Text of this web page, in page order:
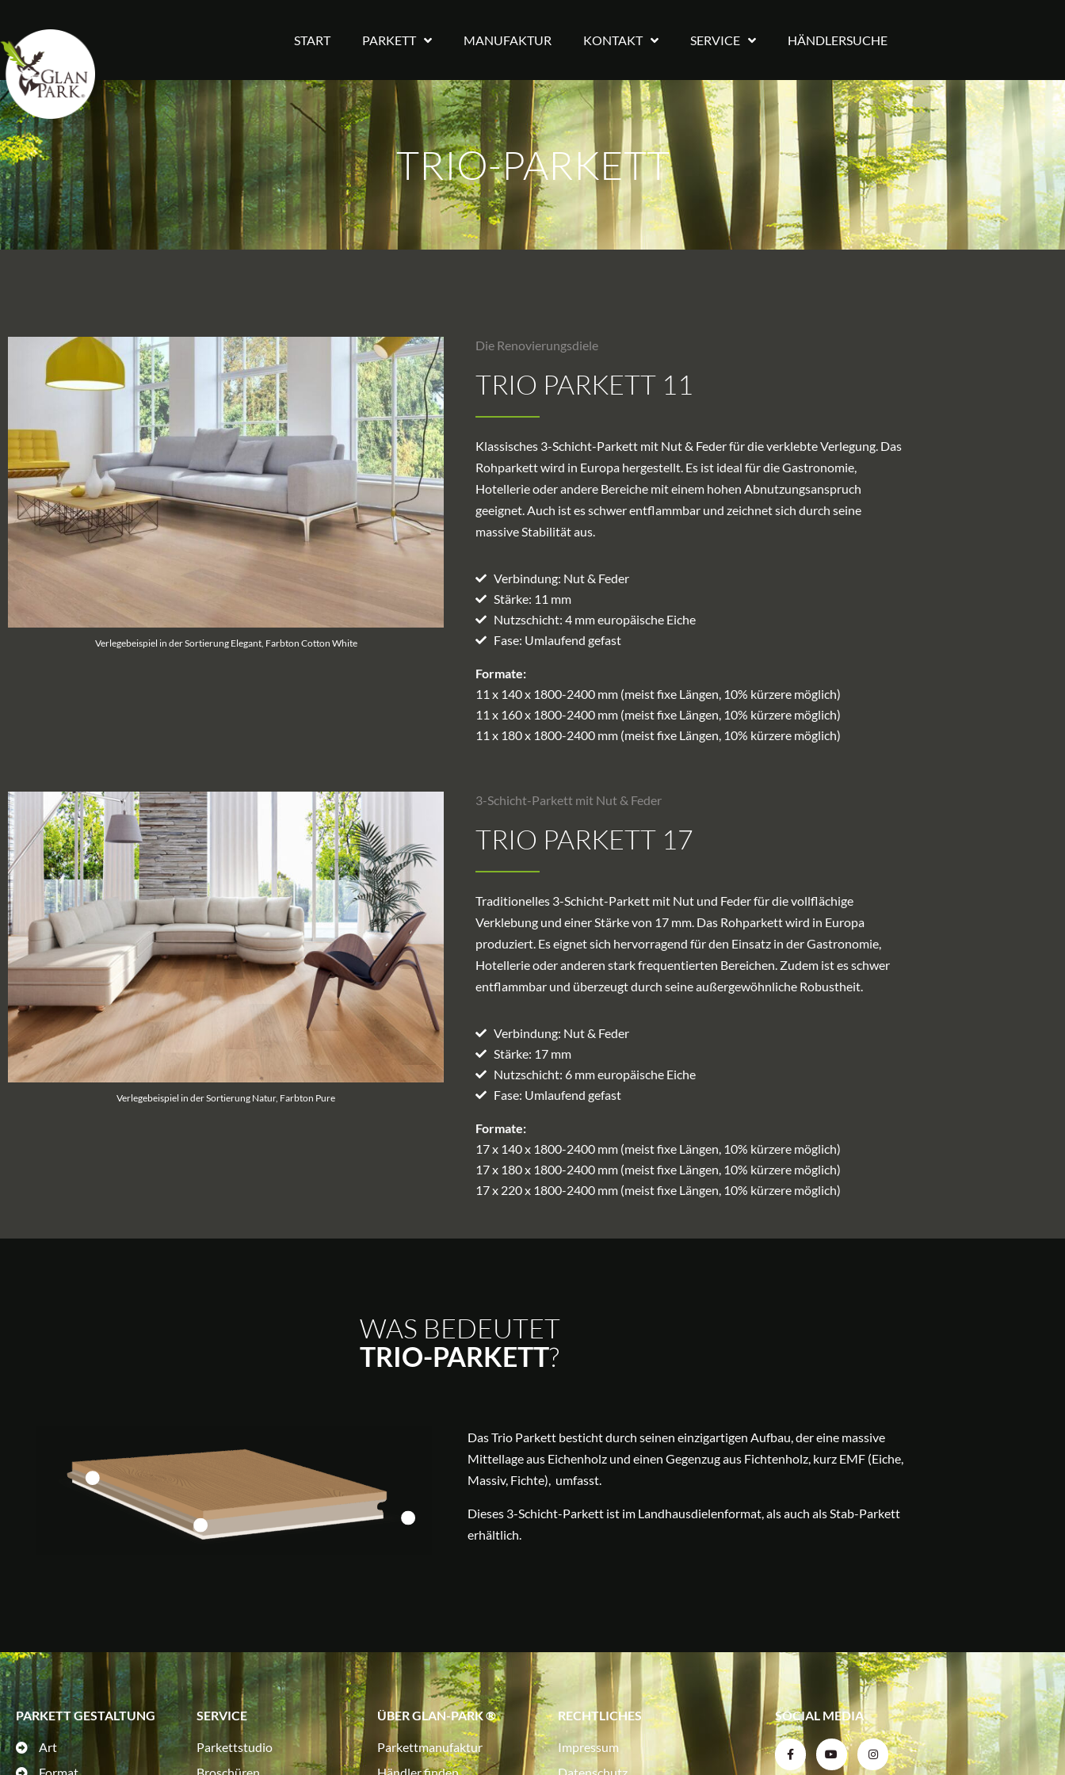
START PARKETT MANUFAKTUR KONTAKT SERVICE HÄNDLERSUCHE
TRIO-PARKETT
Verlegebeispiel in der Sortierung Elegant, Farbton Cotton White
Die Renovierungsdiele
TRIO PARKETT 11
Klassisches 3-Schicht-Parkett mit Nut & Feder für die verklebte Verlegung. Das
Rohparkett wird in Europa hergestellt. Es ist ideal für die Gastronomie,
Hotellerie oder andere Bereiche mit einem hohen Abnutzungsanspruch
geeignet. Auch ist es schwer entflammbar und zeichnet sich durch seine
massive Stabilität aus.
Verbindung: Nut & Feder
Stärke: 11 mm
Nutzschicht: 4 mm europäische Eiche
Fase: Umlaufend gefast
Formate:
11 x 140 x 1800-2400 mm (meist fixe Längen, 10% kürzere möglich)
11 x 160 x 1800-2400 mm (meist fixe Längen, 10% kürzere möglich)
11 x 180 x 1800-2400 mm (meist fixe Längen, 10% kürzere möglich)
Verlegebeispiel in der Sortierung Natur, Farbton Pure
3-Schicht-Parkett mit Nut & Feder
TRIO PARKETT 17
Traditionelles 3-Schicht-Parkett mit Nut und Feder für die vollflächige
Verklebung und einer Stärke von 17 mm. Das Rohparkett wird in Europa
produziert. Es eignet sich hervorragend für den Einsatz in der Gastronomie,
Hotellerie oder anderen stark frequentierten Bereichen. Zudem ist es schwer
entflammbar und überzeugt durch seine außergewöhnliche Robustheit.
Verbindung: Nut & Feder
Stärke: 17 mm
Nutzschicht: 6 mm europäische Eiche
Fase: Umlaufend gefast
Formate:
17 x 140 x 1800-2400 mm (meist fixe Längen, 10% kürzere möglich)
17 x 180 x 1800-2400 mm (meist fixe Längen, 10% kürzere möglich)
17 x 220 x 1800-2400 mm (meist fixe Längen, 10% kürzere möglich)
WAS BEDEUTET
TRIO-PARKETT?
Das Trio Parkett besticht durch seinen einzigartigen Aufbau, der eine massive
Mittellage aus Eichenholz und einen Gegenzug aus Fichtenholz, kurz EMF (Eiche,
Massiv, Fichte), umfasst.
Dieses 3-Schicht-Parkett ist im Landhausdielenformat, als auch als Stab-Parkett
erhältlich.
PARKETT GESTALTUNG
Art
SERVICE
Parkettstudio
ÜBER GLAN-PARK ®
Parkettmanufaktur
RECHTLICHES
Impressum
SOCIAL MEDIA